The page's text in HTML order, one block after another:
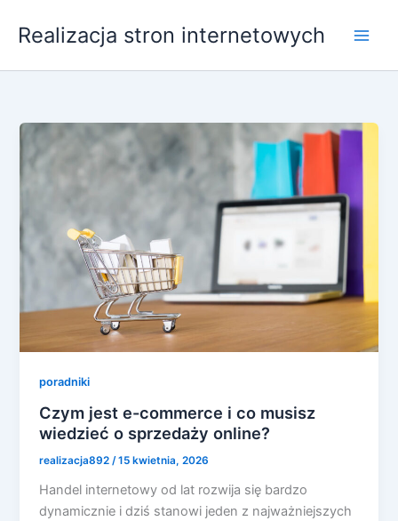
Realizacja stron internetowych
poradniki
Czym jest e-commerce i co musisz
wiedzieć o sprzedaży online?
realizacja892/15 kwietnia, 2026
Handel internetowy od lat rozwija się bardzo
dynamicznie i dziś stanowi jeden z najważniejszych